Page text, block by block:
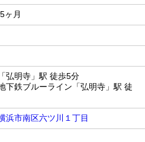
ヶ月
弘明寺」駅 徒歩5分
下鉄ブルーライン「弘明寺」駅 徒
浜市南区六ツ川１丁目